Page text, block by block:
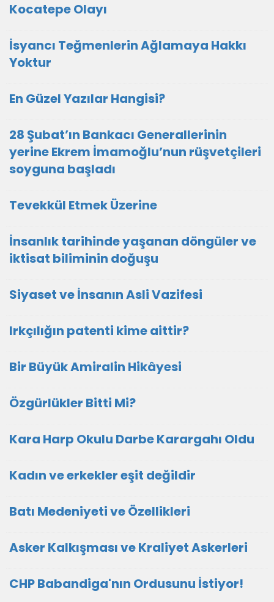
Kocatepe Olayı
İsyancı Teğmenlerin Ağlamaya Hakkı
Yoktur
En Güzel Yazılar Hangisi?
28 Şubat’ın Bankacı Generallerinin
yerine Ekrem İmamoğlu’nun rüşvetçileri
soyguna başladı
Tevekkül Etmek Üzerine
İnsanlık tarihinde yaşanan döngüler ve
iktisat biliminin doğuşu
Siyaset ve İnsanın Asli Vazifesi
Irkçılığın patenti kime aittir?
Bir Büyük Amiralin Hikâyesi
Özgürlükler Bitti Mi?
Kara Harp Okulu Darbe Karargahı Oldu
Kadın ve erkekler eşit değildir
Batı Medeniyeti ve Özellikleri
Asker Kalkışması ve Kraliyet Askerleri
CHP Babandiga'nın Ordusunu İstiyor!